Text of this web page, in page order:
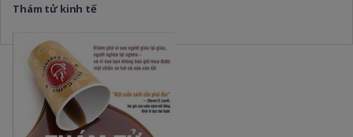
Thám tử kinh tế